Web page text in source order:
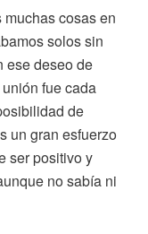
cosas en
solos sin
ese deseo de
fue cada
de
un gran esfuerzo
ser positivo y
no sabía ni